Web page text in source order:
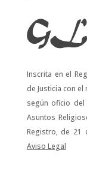
Inscrita en el
de Justicia con el
según oficio del
Asuntos
Registro, de 21
Aviso Legal